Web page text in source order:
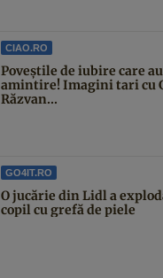
CIAO.RO
Poveştile de iubire care
amintire! Imagini tari cu
Răzvan...
GO4IT.RO
O jucărie din Lidl a
copil cu grefă de piele